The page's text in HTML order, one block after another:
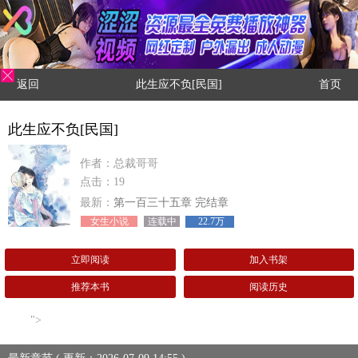
返回 此生应不负[民国] 首页
此生应不负[民国]
作者：总裁哥哥
点击：19
最新： 第一百三十五章 完结章
女生小说 连载中 22.7万
立即阅读 加入书架
推荐本书 阅读历史
">